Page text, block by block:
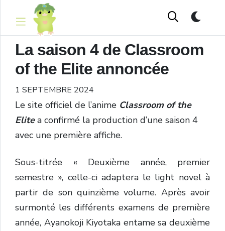
La saison 4 de Classroom
of the Elite annoncée
1 SEPTEMBRE 2024
Le site officiel de l’anime Classroom of the
Elitea confirmé la production d’une saison 4
avec une première affiche.
Sous-titrée « Deuxième année, premier
semestre », celle-ci adaptera le light novel à
partir de son quinzième volume. Après avoir
surmonté les différents examens de première
année, Ayanokoji Kiyotaka entame sa deuxième